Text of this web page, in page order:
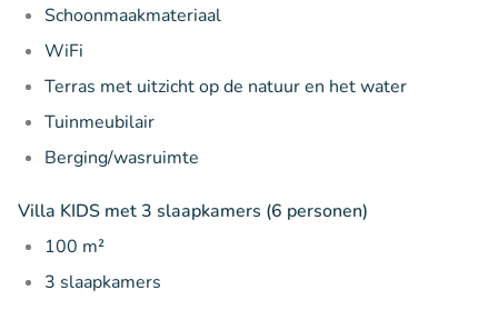
Schoonmaakmateriaal
WiFi
Terras met uitzicht op de natuur en het water
Tuinmeubilair
Berging/wasruimte
Villa KIDS met 3 slaapkamers (6 personen)
100 m²
3 slaapkamers